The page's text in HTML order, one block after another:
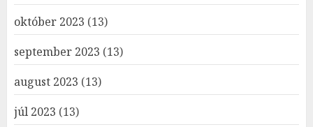
október 2023 (13)
september 2023 (13)
august 2023 (13)
júl 2023 (13)